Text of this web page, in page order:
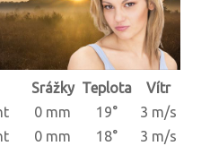
Srážky Teplota
Vítr
0 mm 19°
3 m/s
0 mm 18°
3 m/s